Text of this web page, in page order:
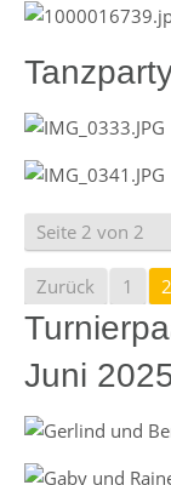
Seite 2 von 2
Zurück 1 2
Juni